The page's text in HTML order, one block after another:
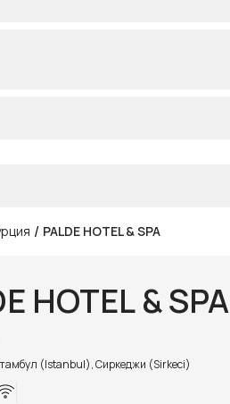
/ PALDE HOTEL & SPA
HOTEL & SPA
(Istanbul), Сиркеджи (Sirkeci)